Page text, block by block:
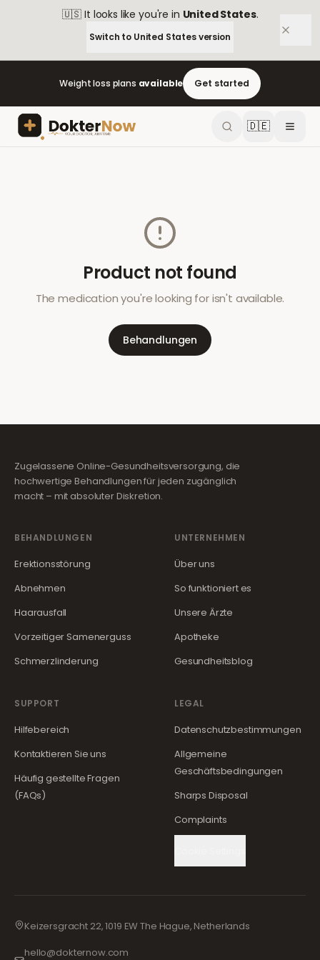
🇺🇸 It looks like you're in United States.
Switch to United Statesversion
Weight loss plans available Get started
🇩🇪
Product not found
The medication you're looking for isn't available.
Behandlungen
Zugelassene Online-Gesundheitsversorgung, die
hochwertige Behandlungen für jeden zugänglich
macht – mit absoluter Diskretion.
BEHANDLUNGEN
Erektionsstörung
Abnehmen
Haarausfall
Vorzeitiger Samenerguss
Schmerzlinderung
UNTERNEHMEN
Über uns
So funktioniert es
Unsere Ärzte
Apotheke
Gesundheitsblog
SUPPORT
Hilfebereich
Kontaktieren Sie uns
Häufig gestellte Fragen
(FAQs)
LEGAL
Datenschutzbestimmungen
Allgemeine
Geschäftsbedingungen
Sharps Disposal
Complaints
Keizersgracht 22, 1019 EW The Hague, Netherlands
hello@dokternow.com